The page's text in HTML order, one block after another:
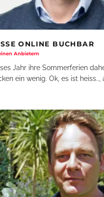
ONLINE BUCHBAR
Anbietern
Jahr ihre Sommerferien
ein wenig. Ok, es ist heiss..,